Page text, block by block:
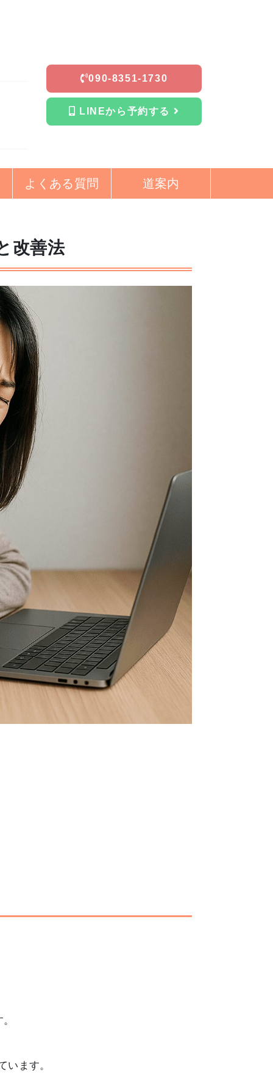
090-8351-1730
LINEから予約する
よくある質問 道案内
改善法
ます。